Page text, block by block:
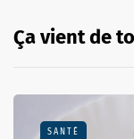
Ça vient de
SANTÉ